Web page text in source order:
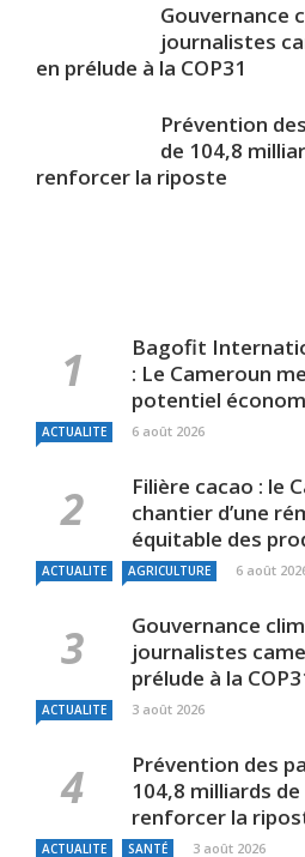
Gouvernance
journalistes
en prélude à la COP31
Prévention
de 104,8
renforcer la riposte
Bagofit
: Le Cameroun
potentiel
ACTUALITE 6 août 2026
Filière cacao : le
chantier d’une
équitable des
ACTUALITE AGRICULTURE 6 août
Gouvernance
journalistes
prélude à la
ACTUALITE 3 août 2026
Prévention des
104,8 milliards de
renforcer la
ACTUALITE SANTÉ 3 août 2026